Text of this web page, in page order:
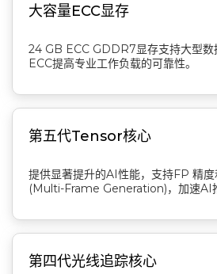
大容量ECC显存
24 GB ECC GDDR7显存支持大型数
ECC提高专业工作负载的可靠性。
第五代Tensor核心
提供显著提升的AI性能，支持FP 精
(Multi-Frame Generation)，加速AI
第四代光线追踪核心